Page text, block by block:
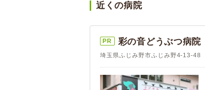
近くの病院
PR 彩の音どうぶつ病院
埼玉県ふじみ野市ふじみ野4-13-48